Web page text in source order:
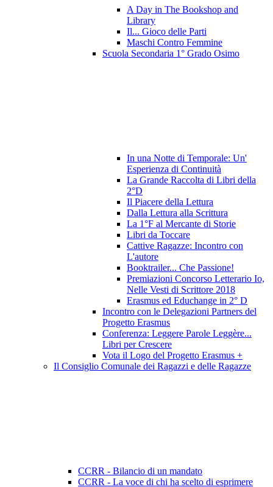
A Day in The Bookshop and
Library
Il... Gioco delle Parti
Maschi Contro Femmine
Scuola Secondaria 1° Grado Osimo
In una Notte di Temporale: Un'
Esperienza di Continuità
La Grande Raccolta di Libri della
2°D
Il Piacere della Lettura
Dalla Lettura alla Scrittura
La 1°F al Mercante di Storie
Libri da Toccare
Cattive Ragazze: Incontro con
L'autore
Booktrailer... Che Passione!
Premiazioni Concorso Letterario Io,
Nelle Vesti di Scrittore 2018
Erasmus ed Educhange in 2° D
Incontro con le Delegazioni Partners del
Progetto Erasmus
Conferenza: Leggere Parole Leggère...
Libri per Crescere
Vota il Logo del Progetto Erasmus +
Il Consiglio Comunale dei Ragazzi e delle Ragazze
CCRR - Bilancio di un mandato
CCRR - La voce di chi ha scelto di esprimere